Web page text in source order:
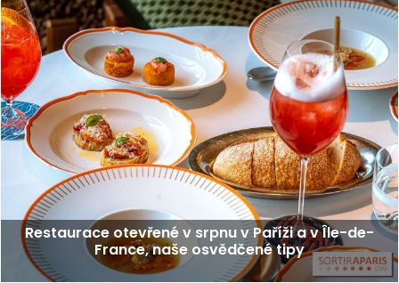
Restaurace otevřené v srpnu v Paříži a v Île-de-
France, naše osvědčené tipy